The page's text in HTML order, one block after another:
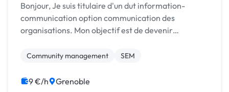
Bonjour, Je suis titulaire d'un dut information-
communication option communication des
organisations. Mon objectif est de devenir
pour les réseaux sociaux. Certes je n'ai qu'un bac+2,
Community management SEM
9 €/h Grenoble